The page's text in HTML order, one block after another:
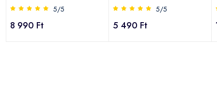
5/5
8 990 Ft
5/5
5 490 Ft